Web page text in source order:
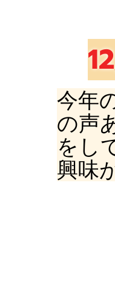
今年
の声
をし
興味